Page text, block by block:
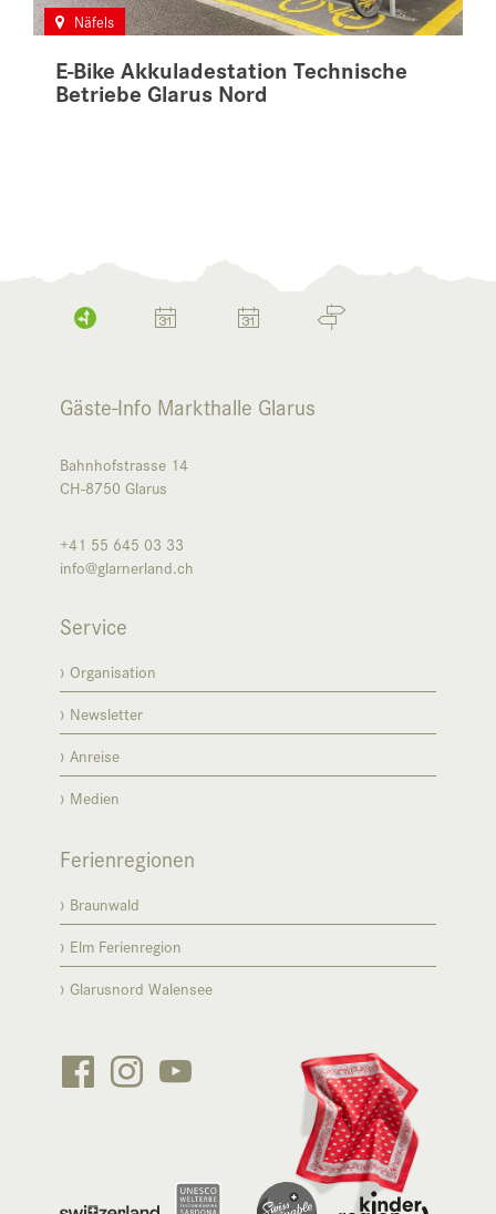
E-Bike Akkuladestation Technische
Betriebe Glarus Nord
Näfels
Gäste-Info Markthalle Glarus
Bahnhofstrasse 14
CH-8750 Glarus
+41 55 645 03 33
info@glarnerland.ch
Service
Organisation
Newsletter
Anreise
Medien
Ferienregionen
Braunwald
Elm Ferienregion
Glarusnord Walensee

 